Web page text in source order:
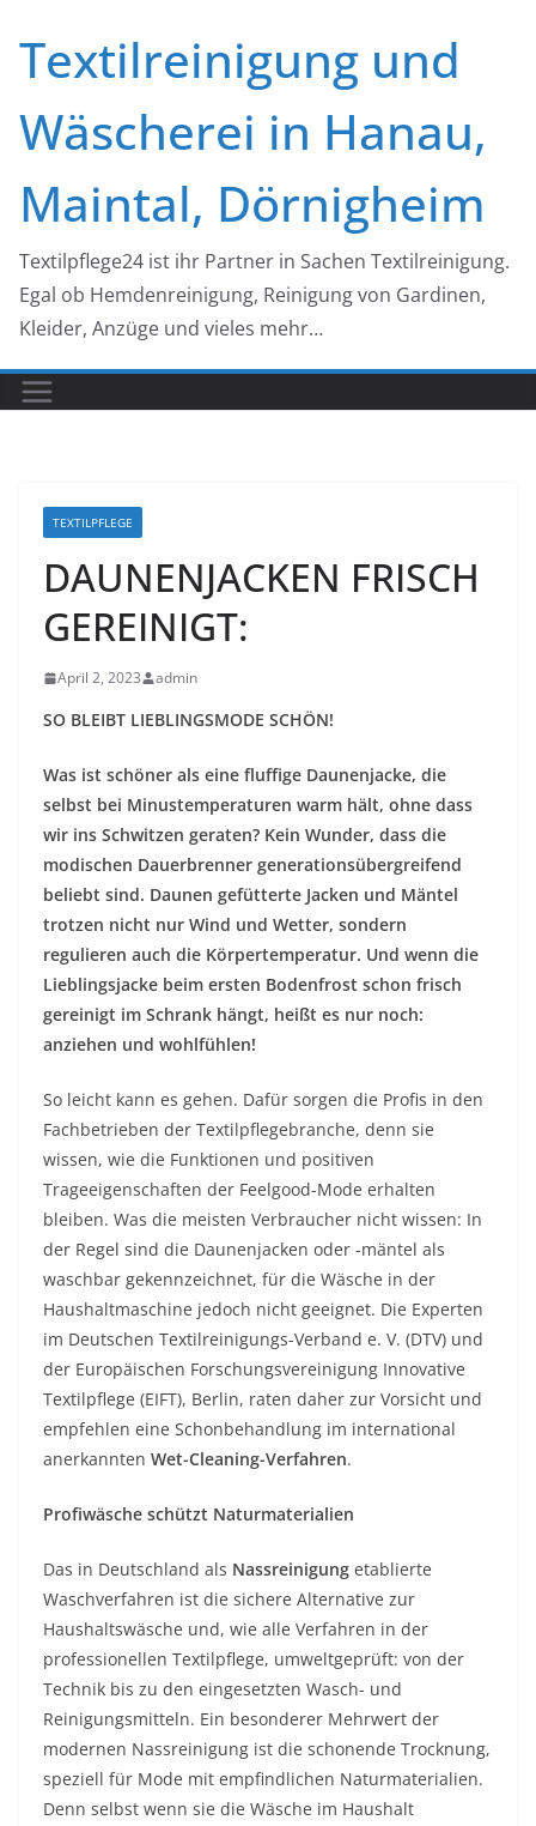
Inhalt
springen
Textilreinigung und
Wäscherei in Hanau,
Maintal, Dörnigheim
Textilpflege24 ist ihr Partner in Sachen Textilreinigung.
Egal ob Hemdenreinigung, Reinigung von Gardinen,
Kleider, Anzüge und vieles mehr…
TEXTILPFLEGE
DAUNENJACKEN FRISCH
GEREINIGT:
April 2, 2023 admin
SO BLEIBT LIEBLINGSMODE SCHÖN!
Was ist schöner als eine fluffige Daunenjacke, die
selbst bei Minustemperaturen warm hält, ohne dass
wir ins Schwitzen geraten? Kein Wunder, dass die
modischen Dauerbrenner generationsübergreifend
beliebt sind. Daunen gefütterte Jacken und Mäntel
trotzen nicht nur Wind und Wetter, sondern
regulieren auch die Körpertemperatur. Und wenn die
Lieblingsjacke beim ersten Bodenfrost schon frisch
gereinigt im Schrank hängt, heißt es nur noch:
anziehen und wohlfühlen!
So leicht kann es gehen. Dafür sorgen die Profis in den
Fachbetrieben der Textilpflegebranche, denn sie
wissen, wie die Funktionen und positiven
Trageeigenschaften der Feelgood-Mode erhalten
bleiben. Was die meisten Verbraucher nicht wissen: In
der Regel sind die Daunenjacken oder -mäntel als
waschbar gekennzeichnet, für die Wäsche in der
Haushaltmaschine jedoch nicht geeignet. Die Experten
im Deutschen Textilreinigungs-Verband e. V. (DTV) und
der Europäischen Forschungsvereinigung Innovative
Textilpflege (EIFT), Berlin, raten daher zur Vorsicht und
empfehlen eine Schonbehandlung im international
anerkannten Wet-Cleaning-Verfahren.
Profiwäsche schützt Naturmaterialien
Das in Deutschland als Nassreinigung etablierte
Waschverfahren ist die sichere Alternative zur
Haushaltswäsche und, wie alle Verfahren in der
professionellen Textilpflege, umweltgeprüft: von der
Technik bis zu den eingesetzten Wasch- und
Reinigungsmitteln. Ein besonderer Mehrwert der
modernen Nassreinigung ist die schonende Trocknung,
speziell für Mode mit empfindlichen Naturmaterialien.
Denn selbst wenn sie die Wäsche im Haushalt